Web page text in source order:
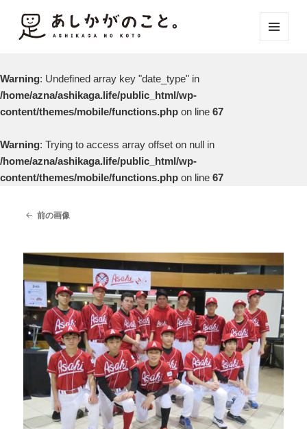
Warning: Undefined array key "date_type" in
/home/azna/ashikaga.life/public_html/wp-
content/themes/mobile/functions.php on line 67
Warning: Trying to access array offset on null in
/home/azna/ashikaga.life/public_html/wp-
content/themes/mobile/functions.php on line 67
前の画像